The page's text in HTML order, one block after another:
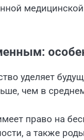
уделяет
чем в
право на
а также